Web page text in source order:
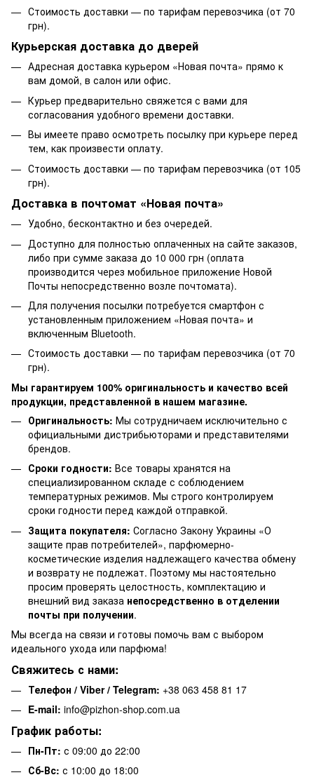
Стоимость доставки — по тарифам перевозчика (от 70
грн).
Курьерская доставка до дверей
Адресная доставка курьером «Новая почта» прямо к
вам домой, в салон или офис.
Курьер предварительно свяжется с вами для
согласования удобного времени доставки.
Вы имеете право осмотреть посылку при курьере перед
тем, как произвести оплату.
Стоимость доставки — по тарифам перевозчика (от 105
грн).
Доставка в почтомат «Новая почта»
Удобно, бесконтактно и без очередей.
Доступно для полностью оплаченных на сайте заказов,
либо при сумме заказа до 10 000 грн (оплата
производится через мобильное приложение Новой
Почты непосредственно возле почтомата).
Для получения посылки потребуется смартфон с
установленным приложением «Новая почта» и
включенным Bluetooth.
Стоимость доставки — по тарифам перевозчика (от 70
грн).
Мы гарантируем 100% оригинальность и качество всей
продукции, представленной в нашем магазине.
Оригинальность: Мы сотрудничаем исключительно с
официальными дистрибьюторами и представителями
брендов.
Сроки годности: Все товары хранятся на
специализированном складе с соблюдением
температурных режимов. Мы строго контролируем
сроки годности перед каждой отправкой.
Защита покупателя: Согласно Закону Украины «О
защите прав потребителей», парфюмерно-
косметические изделия надлежащего качества обмену
и возврату не подлежат. Поэтому мы настоятельно
просим проверять целостность, комплектацию и
внешний вид заказа непосредственно в отделении
почты при получении.
Мы всегда на связи и готовы помочь вам с выбором
идеального ухода или парфюма!
Свяжитесь с нами:
Телефон / Viber / Telegram: +38 063 458 81 17
E-mail: info@pizhon-shop.com.ua
График работы:
Пн-Пт: с 09:00 до 22:00
Сб-Вс: с 10:00 до 18:00